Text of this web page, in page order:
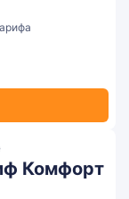
Комфорт